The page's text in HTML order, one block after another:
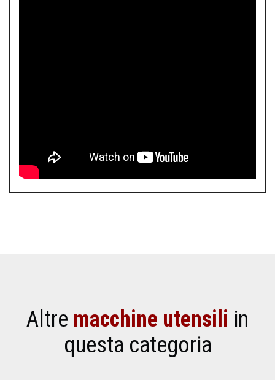
Altre macchine utensili in
questa categoria